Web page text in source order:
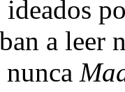
ideados
a leer